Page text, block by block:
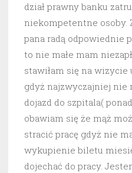
dział prawny banku
niekompetentne osoby.
pana radą odpowiednie
to nie małe mam
stawiłam się na
gdyż najzwyczajniej nie
dojazd do szpitala(
obawiam się że mąż
stracić pracę gdyż nie
wykupienie biletu
dojechać do pracy.